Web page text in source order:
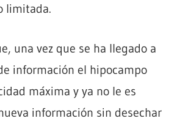
limitada.
una vez que se ha llegado a
información el hipocampo
máxima y ya no le es
información sin desechar